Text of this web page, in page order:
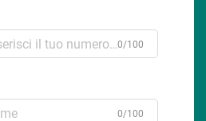
0/100
0/100